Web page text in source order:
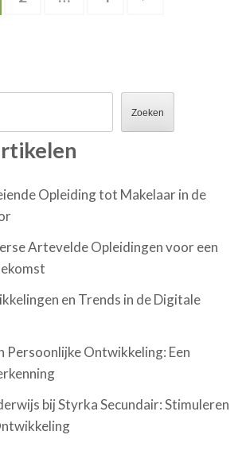
Zoeken
Opleiding tot Makelaar in de
Artevelde Opleidingen voor een
en Trends in de Digitale
Persoonlijke Ontwikkeling: Een
bij Styrka Secundair: Stimuleren